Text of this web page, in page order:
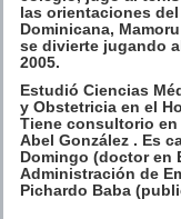
las orientaciones
Dominicana,
se divierte jugando
2005.
Estudió Ciencias
y Obstetricia en el
Tiene consultorio en
Abel González . Es
Domingo (doctor en
Administración de
Pichardo Baba